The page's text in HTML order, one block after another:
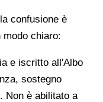
confusione è
chiaro:
e iscritto all'Albo
sostegno
Non è abilitato a